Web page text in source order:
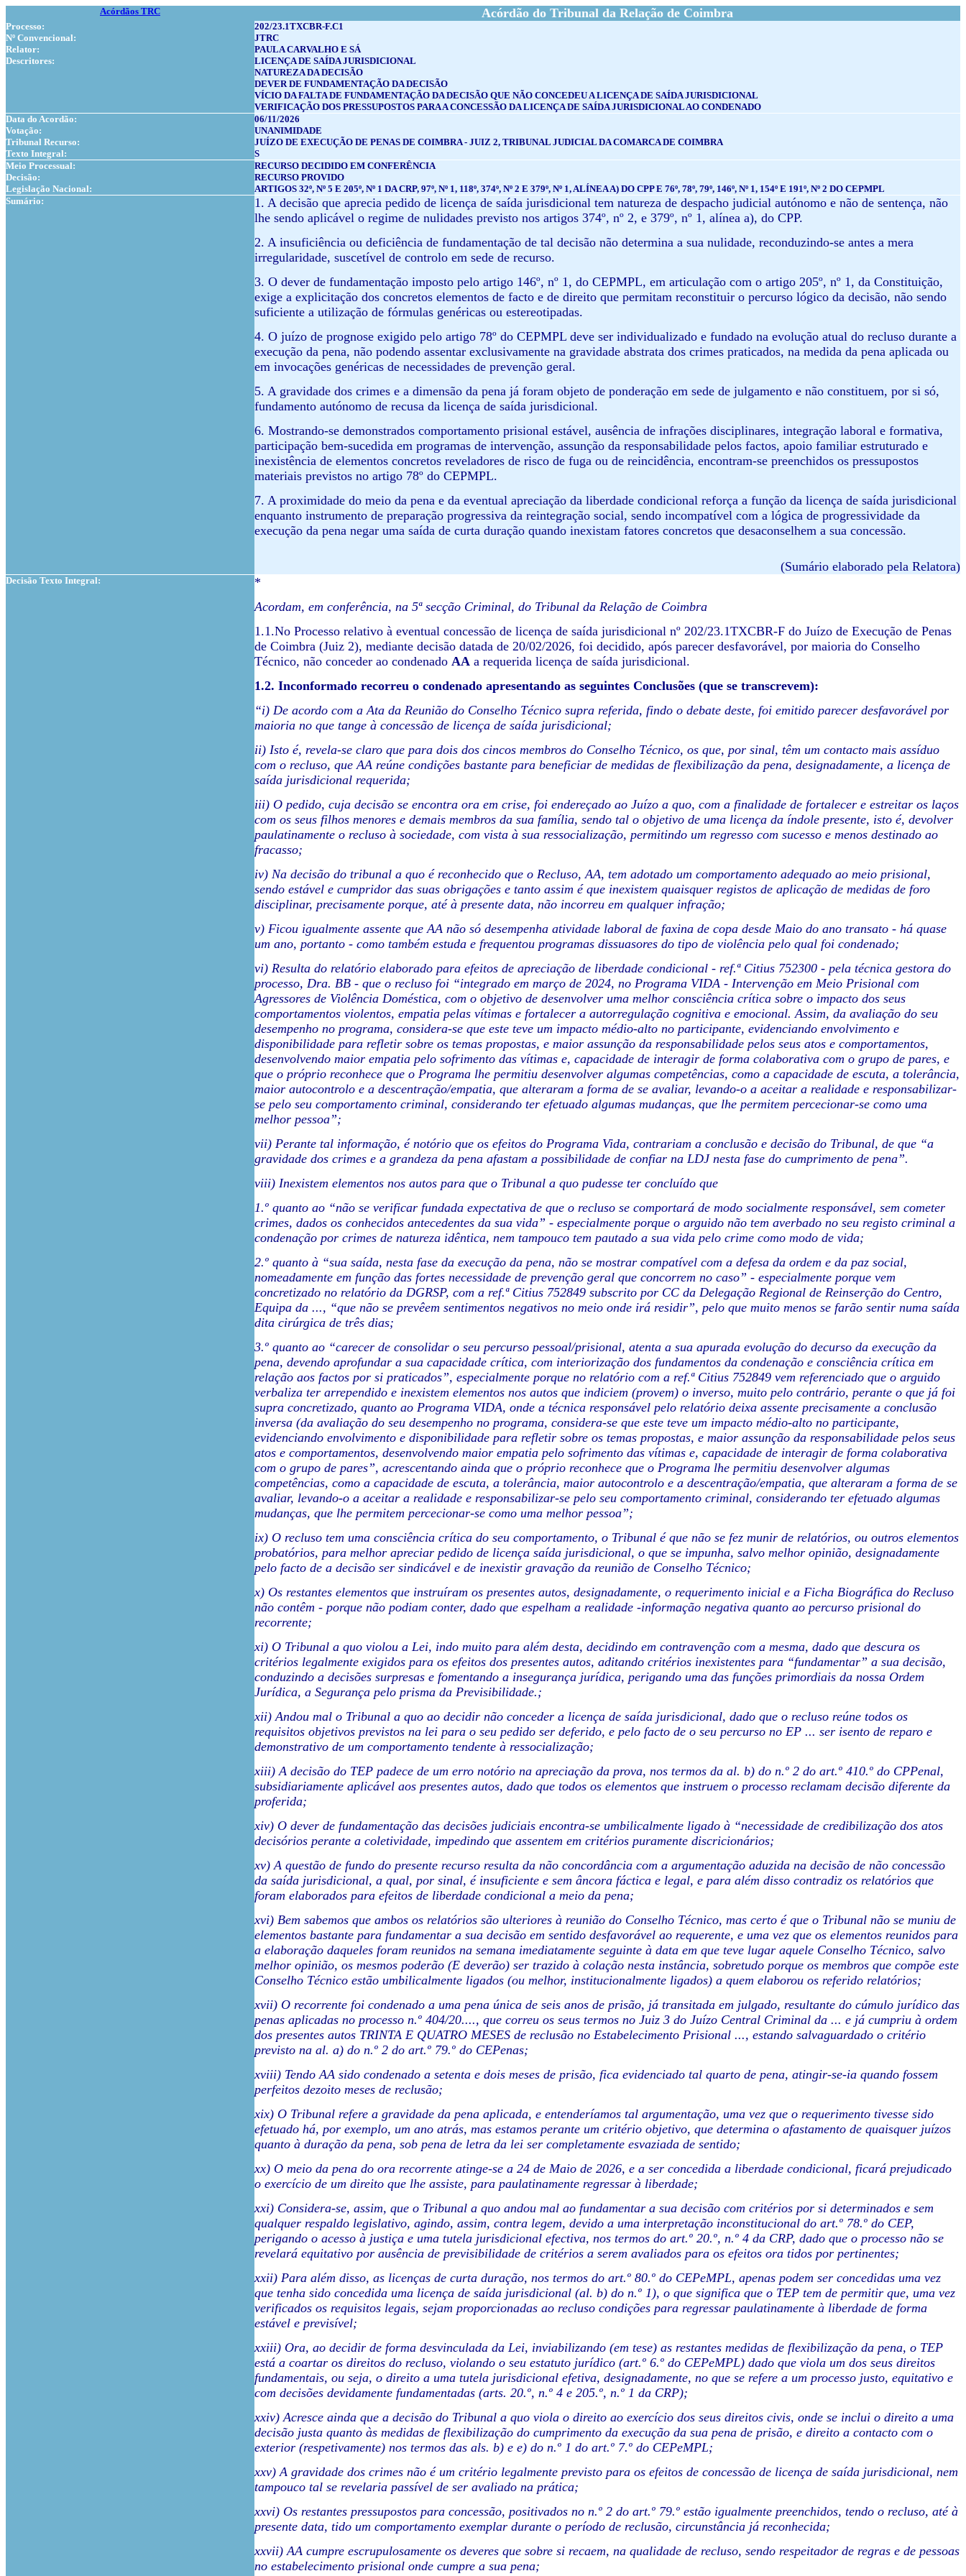
Acórdãos TRC Acórdão do Tribunal da Relação de Coimbra
Processo:
202/23.1TXCBR-F.C1
Nº Convencional:
JTRC
Relator:
PAULA CARVALHO E SÁ
Descritores:
LICENÇA DE SAÍDA JURISDICIONAL
NATUREZA DA DECISÃO
DEVER DE FUNDAMENTAÇÃO DA DECISÃO
VÍCIO DA FALTA DE FUNDAMENTAÇÃO DA DECISÃO QUE NÃO CONCEDEU A LICENÇA DE SAÍDA JURISDICIONAL
VERIFICAÇÃO DOS PRESSUPOSTOS PARA A CONCESSÃO DA LICENÇA DE SAÍDA JURISDICIONAL AO CONDENADO
Data do Acordão:
06/11/2026
Votação:
UNANIMIDADE
Tribunal Recurso:
JUÍZO DE EXECUÇÃO DE PENAS DE COIMBRA - JUIZ 2, TRIBUNAL JUDICIAL DA COMARCA DE COIMBRA
Texto Integral:
S
Meio Processual:
RECURSO DECIDIDO EM CONFERÊNCIA
Decisão:
RECURSO PROVIDO
Legislação Nacional:
ARTIGOS 32º, Nº 5 E 205º, Nº 1 DA CRP, 97º, Nº 1, 118º, 374º, Nº 2 E 379º, Nº 1, ALÍNEA A) DO CPP E 76º, 78º, 79º, 146º, Nº 1, 154º E 191º, Nº 2 DO CEPMPL
Sumário:
1. A decisão que aprecia pedido de licença de saída jurisdicional tem natureza de despacho judicial autónomo e não de sentença, não
lhe sendo aplicável o regime de nulidades previsto nos artigos 374º, nº 2, e 379º, nº 1, alínea a), do CPP.
2. A insuficiência ou deficiência de fundamentação de tal decisão não determina a sua nulidade, reconduzindo-se antes a mera
irregularidade, suscetível de controlo em sede de recurso.
3. O dever de fundamentação imposto pelo artigo 146º, nº 1, do CEPMPL, em articulação com o artigo 205º, nº 1, da Constituição,
exige a explicitação dos concretos elementos de facto e de direito que permitam reconstituir o percurso lógico da decisão, não sendo
suficiente a utilização de fórmulas genéricas ou estereotipadas.
4. O juízo de prognose exigido pelo artigo 78º do CEPMPL deve ser individualizado e fundado na evolução atual do recluso durante a
execução da pena, não podendo assentar exclusivamente na gravidade abstrata dos crimes praticados, na medida da pena aplicada ou
em invocações genéricas de necessidades de prevenção geral.
5. A gravidade dos crimes e a dimensão da pena já foram objeto de ponderação em sede de julgamento e não constituem, por si só,
fundamento autónomo de recusa da licença de saída jurisdicional.
6. Mostrando-se demonstrados comportamento prisional estável, ausência de infrações disciplinares, integração laboral e formativa,
participação bem-sucedida em programas de intervenção, assunção da responsabilidade pelos factos, apoio familiar estruturado e
inexistência de elementos concretos reveladores de risco de fuga ou de reincidência, encontram-se preenchidos os pressupostos
materiais previstos no artigo 78º do CEPMPL.
7. A proximidade do meio da pena e da eventual apreciação da liberdade condicional reforça a função da licença de saída jurisdicional
enquanto instrumento de preparação progressiva da reintegração social, sendo incompatível com a lógica de progressividade da
execução da pena negar uma saída de curta duração quando inexistam fatores concretos que desaconselhem a sua concessão.
(Sumário elaborado pela Relatora)
Decisão Texto Integral:
*
Acordam, em conferência, na 5ª secção Criminal, do Tribunal da Relação de Coimbra
1.1.No Processo relativo à eventual concessão de licença de saída jurisdicional nº 202/23.1TXCBR-F do Juízo de Execução de Penas
de Coimbra (Juiz 2), mediante decisão datada de 20/02/2026, foi decidido, após parecer desfavorável, por maioria do Conselho
Técnico, não conceder ao condenado AA a requerida licença de saída jurisdicional.
1.2. Inconformado recorreu o condenado apresentando as seguintes Conclusões (que se transcrevem):
“i) De acordo com a Ata da Reunião do Conselho Técnico supra referida, findo o debate deste, foi emitido parecer desfavorável por
maioria no que tange à concessão de licença de saída jurisdicional;
ii) Isto é, revela-se claro que para dois dos cincos membros do Conselho Técnico, os que, por sinal, têm um contacto mais assíduo
com o recluso, que AA reúne condições bastante para beneficiar de medidas de flexibilização da pena, designadamente, a licença de
saída jurisdicional requerida;
iii) O pedido, cuja decisão se encontra ora em crise, foi endereçado ao Juízo a quo, com a finalidade de fortalecer e estreitar os laços
com os seus filhos menores e demais membros da sua família, sendo tal o objetivo de uma licença da índole presente, isto é, devolver
paulatinamente o recluso à sociedade, com vista à sua ressocialização, permitindo um regresso com sucesso e menos destinado ao
fracasso;
iv) Na decisão do tribunal a quo é reconhecido que o Recluso, AA, tem adotado um comportamento adequado ao meio prisional,
sendo estável e cumpridor das suas obrigações e tanto assim é que inexistem quaisquer registos de aplicação de medidas de foro
disciplinar, precisamente porque, até à presente data, não incorreu em qualquer infração;
v) Ficou igualmente assente que AA não só desempenha atividade laboral de faxina de copa desde Maio do ano transato - há quase
um ano, portanto - como também estuda e frequentou programas dissuasores do tipo de violência pelo qual foi condenado;
vi) Resulta do relatório elaborado para efeitos de apreciação de liberdade condicional - ref.ª Citius 752300 - pela técnica gestora do
processo, Dra. BB - que o recluso foi “integrado em março de 2024, no Programa VIDA - Intervenção em Meio Prisional com
Agressores de Violência Doméstica, com o objetivo de desenvolver uma melhor consciência crítica sobre o impacto dos seus
comportamentos violentos, empatia pelas vítimas e fortalecer a autorregulação cognitiva e emocional. Assim, da avaliação do seu
desempenho no programa, considera-se que este teve um impacto médio-alto no participante, evidenciando envolvimento e
disponibilidade para refletir sobre os temas propostas, e maior assunção da responsabilidade pelos seus atos e comportamentos,
desenvolvendo maior empatia pelo sofrimento das vítimas e, capacidade de interagir de forma colaborativa com o grupo de pares, e
que o próprio reconhece que o Programa lhe permitiu desenvolver algumas competências, como a capacidade de escuta, a tolerância,
maior autocontrolo e a descentração/empatia, que alteraram a forma de se avaliar, levando-o a aceitar a realidade e responsabilizar-
se pelo seu comportamento criminal, considerando ter efetuado algumas mudanças, que lhe permitem percecionar-se como uma
melhor pessoa”;
vii) Perante tal informação, é notório que os efeitos do Programa Vida, contrariam a conclusão e decisão do Tribunal, de que “a
gravidade dos crimes e a grandeza da pena afastam a possibilidade de confiar na LDJ nesta fase do cumprimento de pena”.
viii) Inexistem elementos nos autos para que o Tribunal a quo pudesse ter concluído que
1.º quanto ao “não se verificar fundada expectativa de que o recluso se comportará de modo socialmente responsável, sem cometer
crimes, dados os conhecidos antecedentes da sua vida” - especialmente porque o arguido não tem averbado no seu registo criminal a
condenação por crimes de natureza idêntica, nem tampouco tem pautado a sua vida pelo crime como modo de vida;
2.º quanto à “sua saída, nesta fase da execução da pena, não se mostrar compatível com a defesa da ordem e da paz social,
nomeadamente em função das fortes necessidade de prevenção geral que concorrem no caso” - especialmente porque vem
concretizado no relatório da DGRSP, com a ref.ª Citius 752849 subscrito por CC da Delegação Regional de Reinserção do Centro,
Equipa da ..., “que não se prevêem sentimentos negativos no meio onde irá residir”, pelo que muito menos se farão sentir numa saída
dita cirúrgica de três dias;
3.º quanto ao “carecer de consolidar o seu percurso pessoal/prisional, atenta a sua apurada evolução do decurso da execução da
pena, devendo aprofundar a sua capacidade crítica, com interiorização dos fundamentos da condenação e consciência crítica em
relação aos factos por si praticados”, especialmente porque no relatório com a ref.ª Citius 752849 vem referenciado que o arguido
verbaliza ter arrependido e inexistem elementos nos autos que indiciem (provem) o inverso, muito pelo contrário, perante o que já foi
supra concretizado, quanto ao Programa VIDA, onde a técnica responsável pelo relatório deixa assente precisamente a conclusão
inversa (da avaliação do seu desempenho no programa, considera-se que este teve um impacto médio-alto no participante,
evidenciando envolvimento e disponibilidade para refletir sobre os temas propostas, e maior assunção da responsabilidade pelos seus
atos e comportamentos, desenvolvendo maior empatia pelo sofrimento das vítimas e, capacidade de interagir de forma colaborativa
com o grupo de pares”, acrescentando ainda que o próprio reconhece que o Programa lhe permitiu desenvolver algumas
competências, como a capacidade de escuta, a tolerância, maior autocontrolo e a descentração/empatia, que alteraram a forma de se
avaliar, levando-o a aceitar a realidade e responsabilizar-se pelo seu comportamento criminal, considerando ter efetuado algumas
mudanças, que lhe permitem percecionar-se como uma melhor pessoa”;
ix) O recluso tem uma consciência crítica do seu comportamento, o Tribunal é que não se fez munir de relatórios, ou outros elementos
probatórios, para melhor apreciar pedido de licença saída jurisdicional, o que se impunha, salvo melhor opinião, designadamente
pelo facto de a decisão ser sindicável e de inexistir gravação da reunião de Conselho Técnico;
x) Os restantes elementos que instruíram os presentes autos, designadamente, o requerimento inicial e a Ficha Biográfica do Recluso
não contêm - porque não podiam conter, dado que espelham a realidade -informação negativa quanto ao percurso prisional do
recorrente;
xi) O Tribunal a quo violou a Lei, indo muito para além desta, decidindo em contravenção com a mesma, dado que descura os
critérios legalmente exigidos para os efeitos dos presentes autos, aditando critérios inexistentes para “fundamentar” a sua decisão,
conduzindo a decisões surpresas e fomentando a insegurança jurídica, perigando uma das funções primordiais da nossa Ordem
Jurídica, a Segurança pelo prisma da Previsibilidade.;
xii) Andou mal o Tribunal a quo ao decidir não conceder a licença de saída jurisdicional, dado que o recluso reúne todos os
requisitos objetivos previstos na lei para o seu pedido ser deferido, e pelo facto de o seu percurso no EP ... ser isento de reparo e
demonstrativo de um comportamento tendente à ressocialização;
xiii) A decisão do TEP padece de um erro notório na apreciação da prova, nos termos da al. b) do n.º 2 do art.º 410.º do CPPenal,
subsidiariamente aplicável aos presentes autos, dado que todos os elementos que instruem o processo reclamam decisão diferente da
proferida;
xiv) O dever de fundamentação das decisões judiciais encontra-se umbilicalmente ligado à “necessidade de credibilização dos atos
decisórios perante a coletividade, impedindo que assentem em critérios puramente discricionários;
xv) A questão de fundo do presente recurso resulta da não concordância com a argumentação aduzida na decisão de não concessão
da saída jurisdicional, a qual, por sinal, é insuficiente e sem âncora fáctica e legal, e para além disso contradiz os relatórios que
foram elaborados para efeitos de liberdade condicional a meio da pena;
xvi) Bem sabemos que ambos os relatórios são ulteriores à reunião do Conselho Técnico, mas certo é que o Tribunal não se muniu de
elementos bastante para fundamentar a sua decisão em sentido desfavorável ao requerente, e uma vez que os elementos reunidos para
a elaboração daqueles foram reunidos na semana imediatamente seguinte à data em que teve lugar aquele Conselho Técnico, salvo
melhor opinião, os mesmos poderão (E deverão) ser trazido à colação nesta instância, sobretudo porque os membros que compõe este
Conselho Técnico estão umbilicalmente ligados (ou melhor, institucionalmente ligados) a quem elaborou os referido relatórios;
xvii) O recorrente foi condenado a uma pena única de seis anos de prisão, já transitada em julgado, resultante do cúmulo jurídico das
penas aplicadas no processo n.º 404/20...., que correu os seus termos no Juiz 3 do Juízo Central Criminal da ... e já cumpriu à ordem
dos presentes autos TRINTA E QUATRO MESES de reclusão no Estabelecimento Prisional ..., estando salvaguardado o critério
previsto na al. a) do n.º 2 do art.º 79.º do CEPenas;
xviii) Tendo AA sido condenado a setenta e dois meses de prisão, fica evidenciado tal quarto de pena, atingir-se-ia quando fossem
perfeitos dezoito meses de reclusão;
xix) O Tribunal refere a gravidade da pena aplicada, e entenderíamos tal argumentação, uma vez que o requerimento tivesse sido
efetuado há, por exemplo, um ano atrás, mas estamos perante um critério objetivo, que determina o afastamento de quaisquer juízos
quanto à duração da pena, sob pena de letra da lei ser completamente esvaziada de sentido;
xx) O meio da pena do ora recorrente atinge-se a 24 de Maio de 2026, e a ser concedida a liberdade condicional, ficará prejudicado
o exercício de um direito que lhe assiste, para paulatinamente regressar à liberdade;
xxi) Considera-se, assim, que o Tribunal a quo andou mal ao fundamentar a sua decisão com critérios por si determinados e sem
qualquer respaldo legislativo, agindo, assim, contra legem, devido a uma interpretação inconstitucional do art.º 78.º do CEP,
perigando o acesso à justiça e uma tutela jurisdicional efectiva, nos termos do art.º 20.º, n.º 4 da CRP, dado que o processo não se
revelará equitativo por ausência de previsibilidade de critérios a serem avaliados para os efeitos ora tidos por pertinentes;
xxii) Para além disso, as licenças de curta duração, nos termos do art.º 80.º do CEPeMPL, apenas podem ser concedidas uma vez
que tenha sido concedida uma licença de saída jurisdicional (al. b) do n.º 1), o que significa que o TEP tem de permitir que, uma vez
verificados os requisitos legais, sejam proporcionadas ao recluso condições para regressar paulatinamente à liberdade de forma
estável e previsível;
xxiii) Ora, ao decidir de forma desvinculada da Lei, inviabilizando (em tese) as restantes medidas de flexibilização da pena, o TEP
está a coartar os direitos do recluso, violando o seu estatuto jurídico (art.º 6.º do CEPeMPL) dado que viola um dos seus direitos
fundamentais, ou seja, o direito a uma tutela jurisdicional efetiva, designadamente, no que se refere a um processo justo, equitativo e
com decisões devidamente fundamentadas (arts. 20.º, n.º 4 e 205.º, n.º 1 da CRP);
xxiv) Acresce ainda que a decisão do Tribunal a quo viola o direito ao exercício dos seus direitos civis, onde se inclui o direito a uma
decisão justa quanto às medidas de flexibilização do cumprimento da execução da sua pena de prisão, e direito a contacto com o
exterior (respetivamente) nos termos das als. b) e e) do n.º 1 do art.º 7.º do CEPeMPL;
xxv) A gravidade dos crimes não é um critério legalmente previsto para os efeitos de concessão de licença de saída jurisdicional, nem
tampouco tal se revelaria passível de ser avaliado na prática;
xxvi) Os restantes pressupostos para concessão, positivados no n.º 2 do art.º 79.º estão igualmente preenchidos, tendo o recluso, até à
presente data, tido um comportamento exemplar durante o período de reclusão, circunstância já reconhecida;
xxvii) AA cumpre escrupulosamente os deveres que sobre si recaem, na qualidade de recluso, sendo respeitador de regras e de pessoas
no estabelecimento prisional onde cumpre a sua pena;